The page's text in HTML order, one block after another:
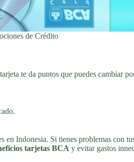
de Crédito
te da puntos que puedes cambiar
Indonesia. Si tienes problemas con
tarjetas BCA y evitar gastos